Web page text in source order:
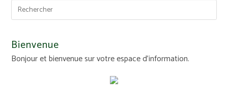
Bienvenue
Bonjour et bienvenue sur votre espace d'information.